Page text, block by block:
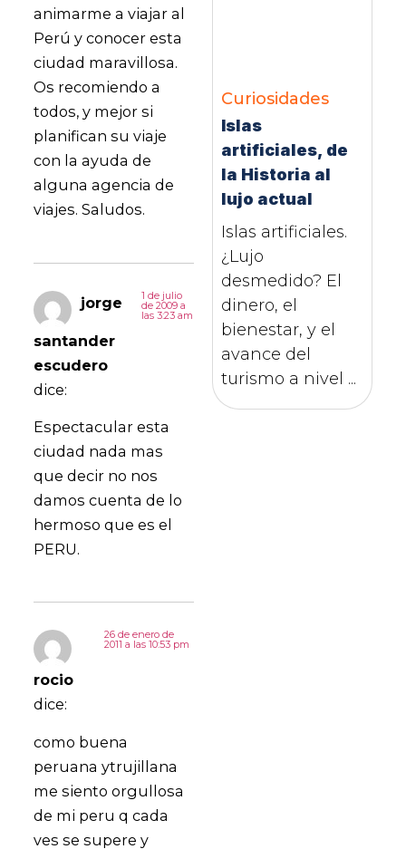
animarme a viajar al
Perú y conocer esta
ciudad maravillosa.
Os recomiendo a
todos, y mejor si
planifican su viaje
con la ayuda de
alguna agencia de
viajes. Saludos.
jorge
santander
escudero
dice:
1 de julio
de 2009 a
las 3:23 am
Espectacular esta
ciudad nada mas
que decir no nos
damos cuenta de lo
hermoso que es el
PERU.
rocio
dice:
26 de enero de
2011 a las 10:53 pm
como buena
peruana ytrujillana
me siento orgullosa
de mi peru q cada
ves se supere y
Curiosidades
Islas
artificiales, de
la Historia al
lujo actual
Islas artificiales.
¿Lujo
desmedido? El
dinero, el
bienestar, y el
avance del
turismo a nivel ...